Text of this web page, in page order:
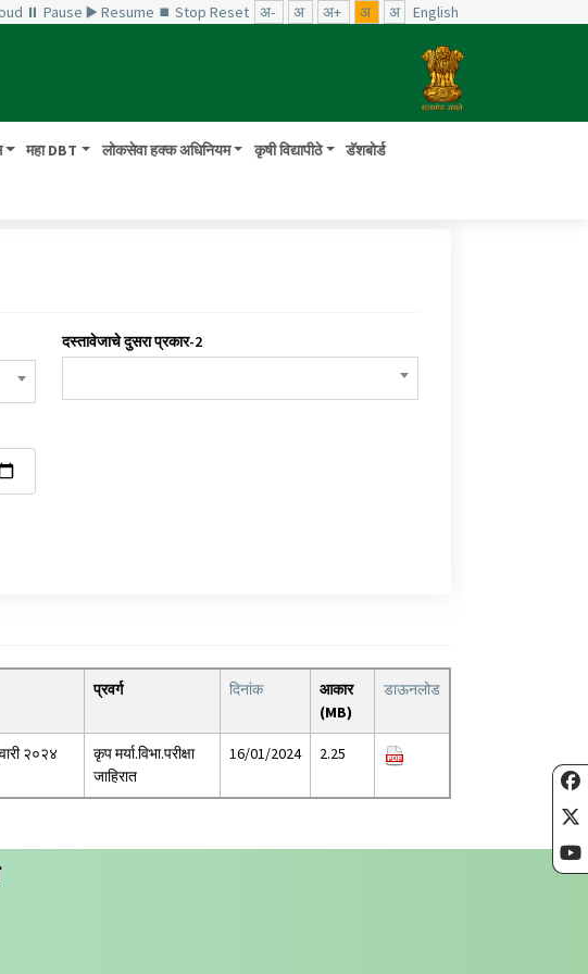
⏸ Pause ▶️ Resume ⏹ Stop Reset अ- अ अ+ अ अ English
महा DBT लोकसेवा हक्क अधिनियम कृषी विद्यापीठे डॅशबोर्ड
दस्तावेजाचे दुसरा प्रकार-2
प्रवर्ग दिनांक
आकार
(MB)
डाऊनलोड
२०२४
कृप मर्या.विभा.परीक्षा
जाहिरात
16/01/2024 2.25